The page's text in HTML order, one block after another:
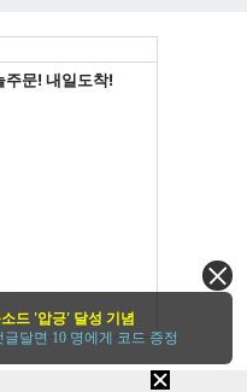
드 '압긍' 달성 기념
글달면 10 명에게 코드 증정